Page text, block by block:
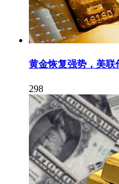
黄金恢复强势，美联
298